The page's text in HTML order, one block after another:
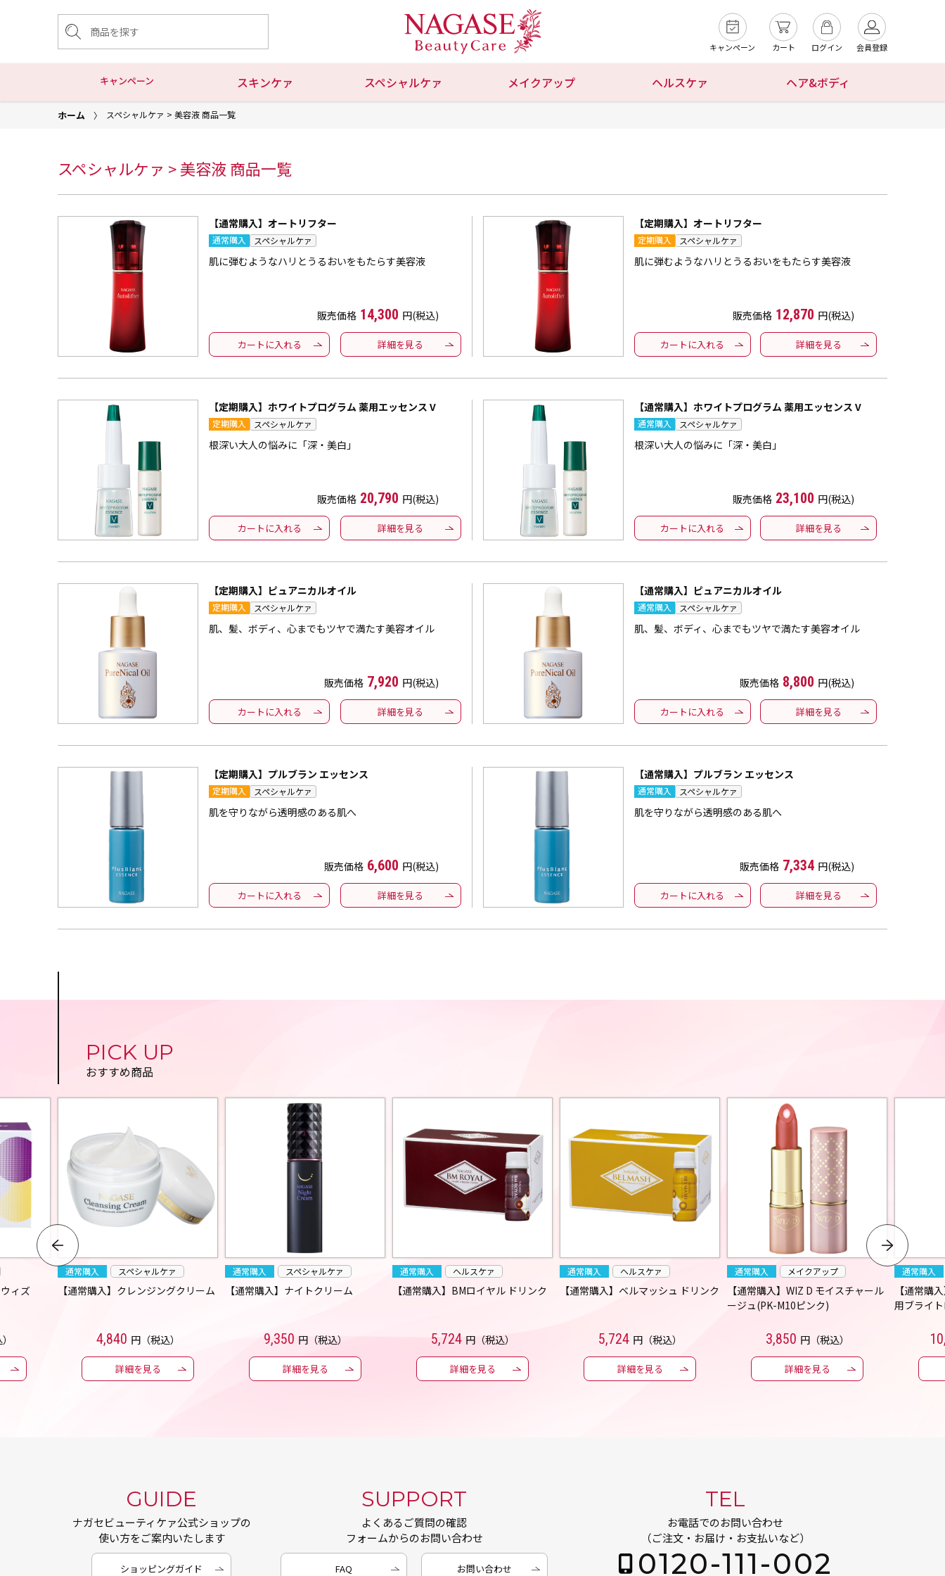
キャンペーン カート ログイン 会員登録
キャンペーン スキンケァ スペシャルケァ メイクアップ ヘルスケァ ヘア&ボディ
ホーム スペシャルケァ > 美容液 商品一覧
スペシャルケァ > 美容液 商品一覧
【通常購入】オートリフター
通常購入 スペシャルケァ
肌に弾むようなハリとうるおいをもたらす美容液
販売価格 14,300 円(税込)
カートに入れる 詳細を見る
【定期購入】オートリフター
定期購入 スペシャルケァ
肌に弾むようなハリとうるおいをもたらす美容液
販売価格 12,870 円(税込)
カートに入れる 詳細を見る
【定期購入】ホワイトプログラム 薬用エッセンス V
定期購入 スペシャルケァ
根深い大人の悩みに「深・美白」
販売価格 20,790 円(税込)
カートに入れる 詳細を見る
【通常購入】ホワイトプログラム 薬用エッセンス V
通常購入 スペシャルケァ
根深い大人の悩みに「深・美白」
販売価格 23,100 円(税込)
カートに入れる 詳細を見る
【定期購入】ピュアニカルオイル
定期購入 スペシャルケァ
肌、髪、ボディ、心までもツヤで満たす美容オイル
販売価格 7,920 円(税込)
カートに入れる 詳細を見る
【通常購入】ピュアニカルオイル
通常購入 スペシャルケァ
肌、髪、ボディ、心までもツヤで満たす美容オイル
販売価格 8,800 円(税込)
カートに入れる 詳細を見る
【定期購入】プルブラン エッセンス
定期購入 スペシャルケァ
肌を守りながら透明感のある肌へ
販売価格 6,600 円(税込)
カートに入れる 詳細を見る
【通常購入】プルブラン エッセンス
通常購入 スペシャルケァ
肌を守りながら透明感のある肌へ
販売価格 7,334 円(税込)
カートに入れる 詳細を見る
PICK UP
おすすめ商品
ィズ
通常購入 スペシャルケァ
【通常購入】クレンジングクリーム
4,840 円（税込）
詳細を見る
通常購入 スペシャルケァ
【通常購入】ナイトクリーム
9,350 円（税込）
詳細を見る
通常購入 ヘルスケァ
【通常購入】BMロイヤル ドリンク
5,724 円（税込）
詳細を見る
通常購入 ヘルスケァ
【通常購入】ベルマッシュ ドリンク
5,724 円（税込）
詳細を見る
通常購入 メイクアップ
【通常購入】WIZ D モイスチャール
ージュ(PK-M10ピンク)
3,850 円（税込）
詳細を見る
通常購入
【通常購
用ブライ
GUIDE
ナガセビューティケァ公式ショップの
使い方をご案内いたします
ショッピングガイド
SUPPORT
よくあるご質問の確認
フォームからのお問い合わせ
FAQ お問い合わせ
TEL
お電話でのお問い合わせ
（ご注文・お届け・お支払いなど）
0120-111-002